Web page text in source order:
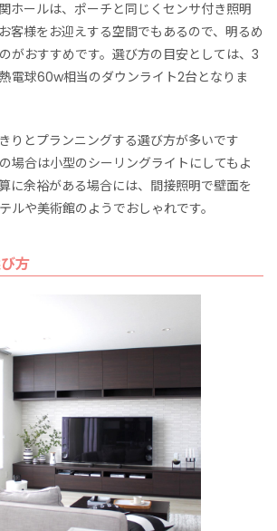
ホールは、ポーチと同じくセンサ付き照明
客様をお迎えする空間でもあるので、明るめ
がおすすめです。選び方の目安としては、3
電球60w相当のダウンライト2台となりま
りとプランニングする選び方が多いです
場合は小型のシーリングライトにしてもよ
に余裕がある場合には、間接照明で壁面を
ルや美術館のようでおしゃれです。
方